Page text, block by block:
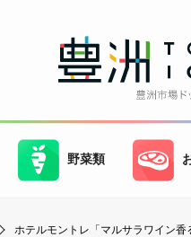
野菜類
ホテルモントレ「マルサラワイン